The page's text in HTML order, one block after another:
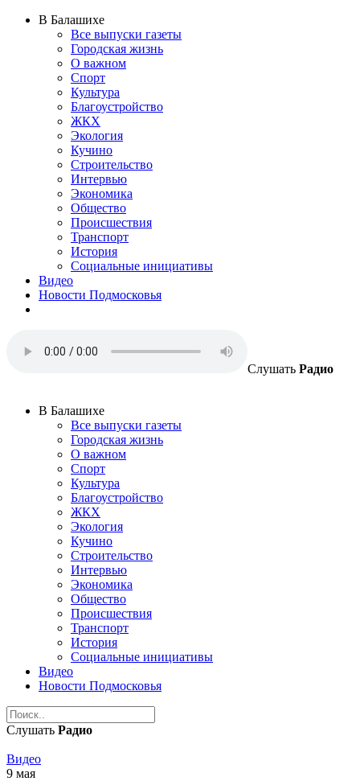
В Балашихе
Все выпуски газеты
Городская жизнь
О важном
Спорт
Культура
Благоустройство
ЖКХ
Экология
Кучино
Строительство
Интервью
Экономика
Общество
Происшествия
Транспорт
История
Социальные инициативы
Видео
Новости Подмосковья
Слушать Радио
В Балашихе
Все выпуски газеты
Городская жизнь
О важном
Спорт
Культура
Благоустройство
ЖКХ
Экология
Кучино
Строительство
Интервью
Экономика
Общество
Происшествия
Транспорт
История
Социальные инициативы
Видео
Новости Подмосковья
Слушать Радио
Видео
9 мая